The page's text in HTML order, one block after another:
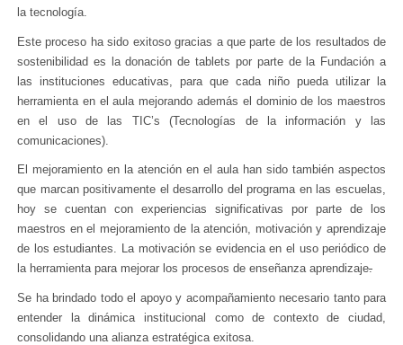
la tecnología.
Este proceso ha sido exitoso gracias a que parte de los resultados de
sostenibilidad es la donación de tablets por parte de la Fundación a
las instituciones educativas, para que cada niño pueda utilizar la
herramienta en el aula mejorando además el dominio de los maestros
en el uso de las TIC’s (Tecnologías de la información y las
comunicaciones).
El mejoramiento en la atención en el aula han sido también aspectos
que marcan positivamente el desarrollo del programa en las escuelas,
hoy se cuentan con experiencias significativas por parte de los
maestros en el mejoramiento de la atención, motivación y aprendizaje
de los estudiantes. La motivación se evidencia en el uso periódico de
la herramienta para mejorar los procesos de enseñanza aprendizaje.
Se ha brindado todo el apoyo y acompañamiento necesario tanto para
entender la dinámica institucional como de contexto de ciudad,
consolidando una alianza estratégica exitosa.